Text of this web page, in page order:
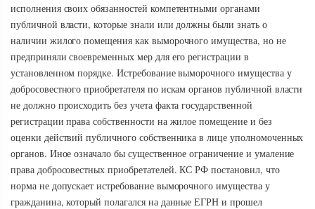
исполнения своих обязанностей компетентными органами
публичной власти, которые знали или должны были знать о
наличии жилого помещения как выморочного имущества, но не
предприняли своевременных мер для его регистрации в
установленном порядке. Истребование выморочного имущества у
добросовестного приобретателя по искам органов публичной власти
не должно происходить без учета факта государственной
регистрации права собственности на жилое помещение и без
оценки действий публичного собственника в лице уполномоченных
органов. Иное означало бы существенное ограничение и умаление
права добросовестных приобретателей. КС РФ постановил, что
норма не допускает истребование выморочного имущества у
гражданина, который полагался на данные ЕГРН и прошел